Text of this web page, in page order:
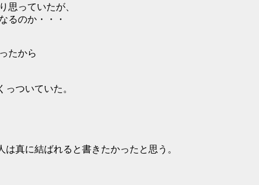
思っていたが、
るのか・・・
たから
ついていた。
真に結ばれると書きたかったと思う。